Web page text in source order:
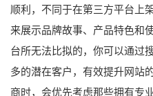
顺利，不同于在第三方平台上
来展示品牌故事、产品特色和
台所无法比拟的，你可以通过
多的潜在客户，有效提升网站
商时，会优先考虑那些拥有专